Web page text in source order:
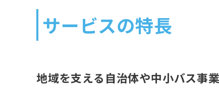
サービスの特長
地域を支える自治体や中小バス事